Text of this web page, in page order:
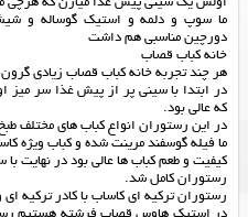
ما سوپ و دلمه و استيك گوساله و
دورچين مناسبي هم داشت
خانه کباب قصاب
هر چند تجربه خانه کباب قصاب زیادی گرون
در ابتدا با سینی پر از پیش غذا سر میز
که عالی بود.
در این رستوران انواع کباب های مختلف
ما فیله گوسفند مرینت شده و کباب ویژه
کیفیت و طعم کباب ها عالی بود در نهایت
رستوران کامل شد.
رستوران ترکیه ای کاساب با کادر ترکیه